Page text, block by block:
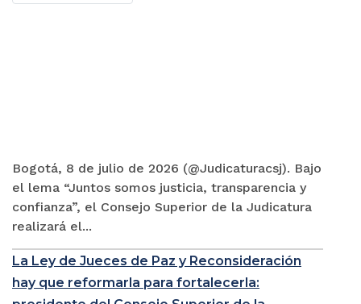
Bogotá, 8 de julio de 2026 (@Judicaturacsj). Bajo
el lema “Juntos somos justicia, transparencia y
confianza”, el Consejo Superior de la Judicatura
realizará el...
La Ley de Jueces de Paz y Reconsideración
hay que reformarla para fortalecerla: